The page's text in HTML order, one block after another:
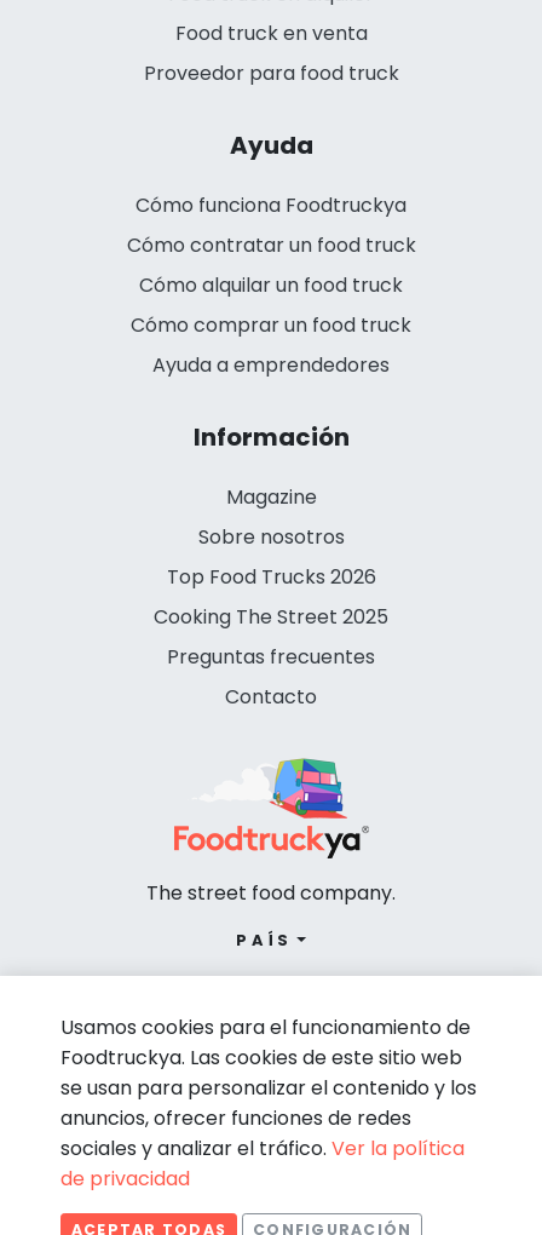
Food truck en venta
Proveedor para food truck
Ayuda
Cómo funciona Foodtruckya
Cómo contratar un food truck
Cómo alquilar un food truck
Cómo comprar un food truck
Ayuda a emprendedores
Información
Magazine
Sobre nosotros
Top Food Trucks 2026
Cooking The Street 2025
Preguntas frecuentes
Contacto
The street food company.
PAÍS
© Foodtruckya 2026
Usamos cookies para el funcionamiento de
Foodtruckya. Las cookies de este sitio web
se usan para personalizar el contenido y los
anuncios, ofrecer funciones de redes
sociales y analizar el tráfico. Ver la política
de privacidad
ACEPTAR TODAS CONFIGURACIÓN